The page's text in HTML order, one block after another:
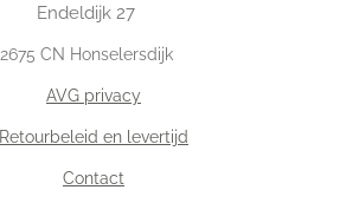
Endeldijk 27
2675 CN Honselersdijk
AVG privacy
Retourbeleid en levertijd
Contact